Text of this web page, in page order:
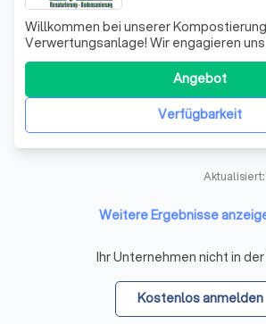
Willkommen bei unserer
Verwertungsanlage! Wir engagieren
für die nachhaltige Nutzung von
Kompost, um die Umwelt zu schützen
landwirtschaftliche Flächen optimal zu
Unser Prozess beginnt mit einer
Verfügbarkeit
Angebot
Aktualisiert:
Weitere Ergebnisse
Ihr Unternehmen nicht in
Kostenlos anmelden